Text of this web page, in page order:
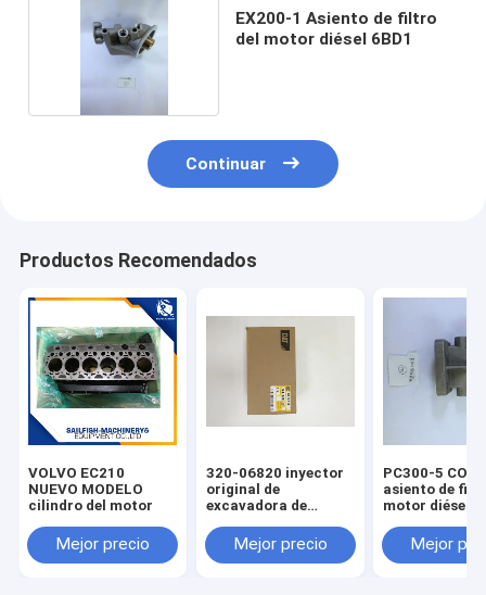
EX200-1 Asiento de filtro
del motor diésel 6BD1
Continuar
Productos Recomendados
VOLVO EC210
NUEVO MODELO
cilindro del motor
Mejor precio
320-06820 inyector
original de
excavadora de
Mejor precio
PC300-5
asiento de
motor diésel
Mejor